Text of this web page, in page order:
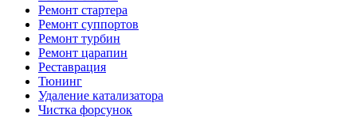
Ремонт стартера
Ремонт суппортов
Ремонт турбин
Ремонт царапин
Реставрация
Тюнинг
Удаление катализатора
Чистка форсунок